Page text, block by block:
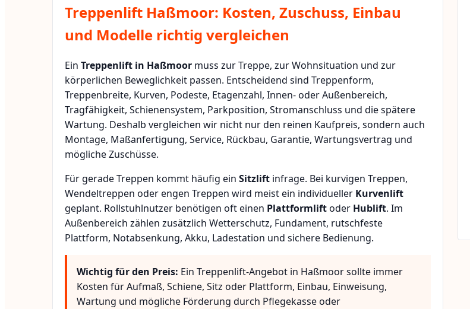
Treppenlift Haßmoor: Kosten, Zuschuss, Einbau
und Modelle richtig vergleichen
Ein Treppenlift in Haßmoor muss zur Treppe, zur Wohnsituation und zur
körperlichen Beweglichkeit passen. Entscheidend sind Treppenform,
Treppenbreite, Kurven, Podeste, Etagenzahl, Innen- oder Außenbereich,
Tragfähigkeit, Schienensystem, Parkposition, Stromanschluss und die spätere
Wartung. Deshalb vergleichen wir nicht nur den reinen Kaufpreis, sondern auch
Montage, Maßanfertigung, Service, Rückbau, Garantie, Wartungsvertrag und
mögliche Zuschüsse.
Für gerade Treppen kommt häufig ein Sitzlift infrage. Bei kurvigen Treppen,
Wendeltreppen oder engen Treppen wird meist ein individueller Kurvenlift
geplant. Rollstuhlnutzer benötigen oft einen Plattformliftoder Hublift. Im
Außenbereich zählen zusätzlich Wetterschutz, Fundament, rutschfeste
Plattform, Notabsenkung, Akku, Ladestation und sichere Bedienung.
Wichtig für den Preis: Ein Treppenlift-Angebot in Haßmoor sollte immer
Kosten für Aufmaß, Schiene, Sitz oder Plattform, Einbau, Einweisung,
Wartung und mögliche Förderung durch Pflegekasse oder